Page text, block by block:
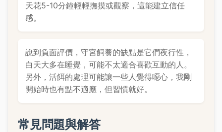
天花5-10分鐘輕輕撫摸或觀察，這能建立信任
感。
說到負面評價，守宮飼養的缺點是它們夜行性，
白天大多在睡覺，可能不太適合喜歡互動的人。
另外，活餌的處理可能讓一些人覺得噁心，我剛
開始時也有點不適應，但習慣就好。
常見問題與解答